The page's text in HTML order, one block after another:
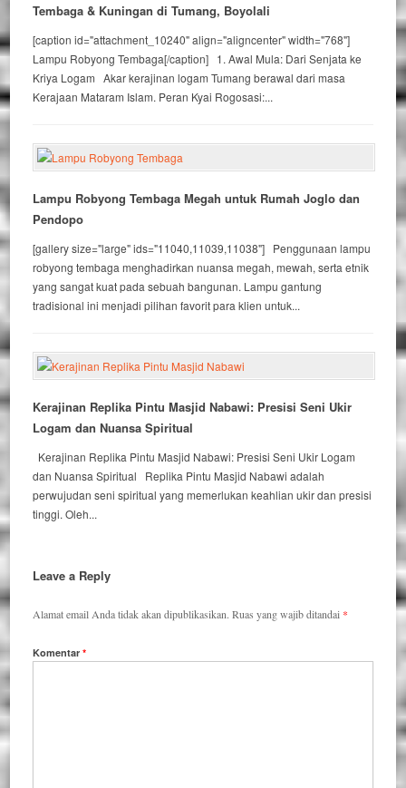
Tembaga & Kuningan di Tumang, Boyolali
[caption id="attachment_10240" align="aligncenter" width="768"]
Lampu Robyong Tembaga[/caption] 1. Awal Mula: Dari Senjata ke
Kriya Logam Akar kerajinan logam Tumang berawal dari masa
Kerajaan Mataram Islam. Peran Kyai Rogosasi:...
Lampu Robyong Tembaga Megah untuk Rumah Joglo dan
Pendopo
[gallery size="large" ids="11040,11039,11038"] Penggunaan lampu
robyong tembaga menghadirkan nuansa megah, mewah, serta etnik
yang sangat kuat pada sebuah bangunan. Lampu gantung
tradisional ini menjadi pilihan favorit para klien untuk...
Kerajinan Replika Pintu Masjid Nabawi: Presisi Seni Ukir
Logam dan Nuansa Spiritual
Kerajinan Replika Pintu Masjid Nabawi: Presisi Seni Ukir Logam
dan Nuansa Spiritual Replika Pintu Masjid Nabawi adalah
perwujudan seni spiritual yang memerlukan keahlian ukir dan presisi
tinggi. Oleh...
Leave a Reply
Alamat email Anda tidak akan dipublikasikan. Ruas yang wajib ditandai *
Komentar*